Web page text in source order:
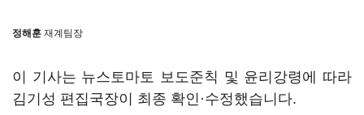
정해훈 재계팀장
이 기사는 뉴스토마토 보도준칙 및 윤리강령에 따라
김기성 편집국장이 최종 확인·수정했습니다.